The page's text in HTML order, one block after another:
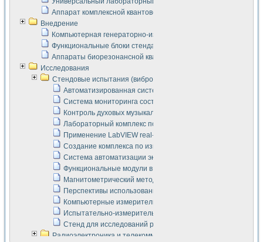
Аппарат комплексной квантовой терапии Интроскан
Внедрение
Компьютерная генераторно-измерительная система
Функциональные блоки стенда "Сигнал-USB"
Аппараты биорезонансной квантовой терапии серии СКАН
Исследования
Стендовые испытания (виброакустика, тензометрия и т.п.)
Автоматизированная система измерения параметров
Система мониторинга состояния тяговых
Контроль духовых музыкальных инструментов
Лабораторный комплекс по исследованию элементной
Применение LabVIEW real-time module для
Создание комплекса по измерению скорости подвижного
Система автоматизации экспериментальных
Функциональные модули в стандарте Nl SCXI для
Магнитометрический метод в дефектоскопии сварных
Перспективы использования машинного зрения в
Компьютерные измерительные системы для
Испытательно-измерительный комплекс аппаратуры для
Стенд для исследований рабочих процессов ДВС в
Радиоэлектроника и телекоммуникации